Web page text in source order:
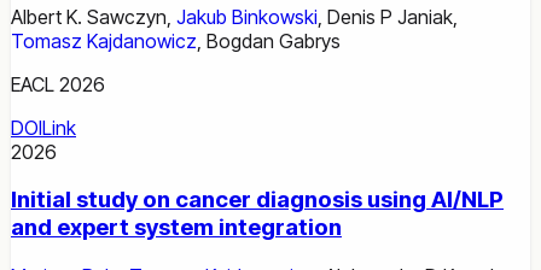
Albert K. Sawczyn Jakub Binkowski Denis P Janiak
Tomasz Kajdanowicz Bogdan Gabrys
EACL 2026
DOILink
2026
Initial study on cancer diagnosis using AI/NLP
and expert system integration